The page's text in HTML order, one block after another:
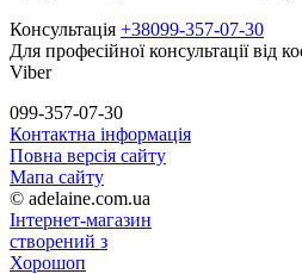
Консультація +38099-357-07-30
Для професійної консультації від
Viber
099-357-07-30
Контактна інформація
Повна версія сайту
Мапа сайту
© adelaine.com.ua
Інтернет-магазин
створений з
Хорошоп